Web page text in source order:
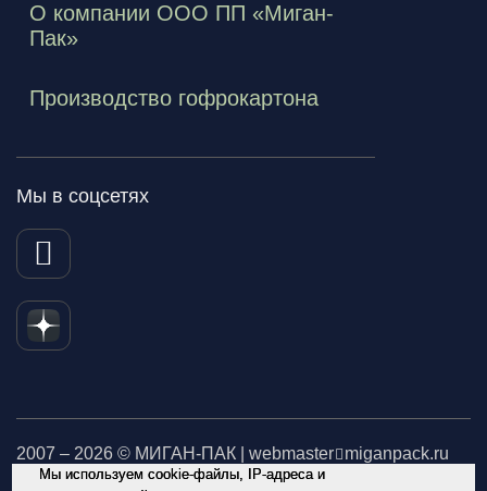
Мы используем cookie-файлы, IP-адреса и
О компании ООО ПП «Миган-
Пак»
Производство гофрокартона
Мы в соцсетях
2007 – 2026 © МИГАН-ПАК | webmaster miganpack.ru